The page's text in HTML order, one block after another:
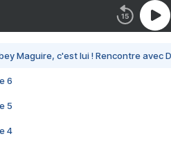
Maguire, c'est lui ! Rencontre avec
6
5
4